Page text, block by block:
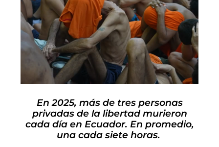
En 2025, más de tres personas
privadas de la libertad murieron
cada día en Ecuador. En promedio,
una cada siete horas.